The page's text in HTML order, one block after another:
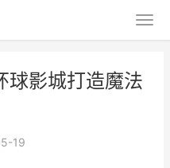
球影城打造魔法
19